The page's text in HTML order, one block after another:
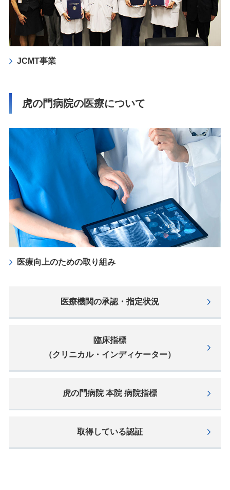
JCMT事業
虎の門病院の医療について
医療向上のための取り組み
医療機関の承認・指定状況
臨床指標
（クリニカル・インディケーター）
虎の門病院 本院 病院指標
取得している認証